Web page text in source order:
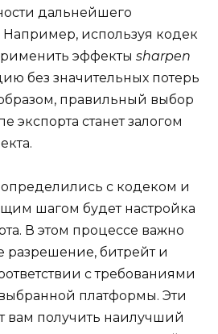
дальнейшего
используя кодек
эффекты sharpen
без значительных потерь
правильный выбор
экспорта станет залогом
определились с кодеком и
шагом будет настройка
В этом процессе важно
разрешение, битрейт и
с требованиями
платформы. Эти
вам получить наилучший